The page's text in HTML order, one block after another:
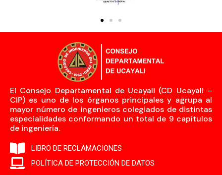
El Consejo Departamental de Ucayali (CD Ucayali –
CIP) es uno de los órganos principales y agrupa al
mayor número de ingenieros colegiados de distintas
especialidades conformando un total de 9 capítulos
de ingeniería.
LIBRO DE RECLAMACIONES
POLÍTICA DE PROTECCIÓN DE DATOS